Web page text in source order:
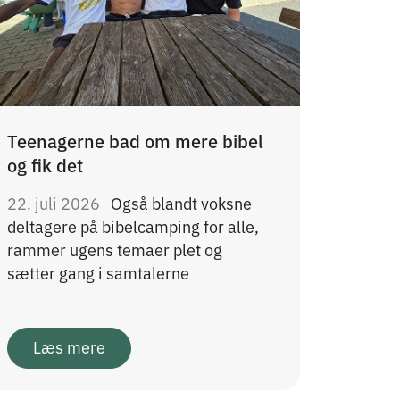
Teenagerne bad om mere bibel
og fik det
22. juli 2026 Også blandt voksne
deltagere på bibelcamping for alle,
rammer ugens temaer plet og
sætter gang i samtalerne
Læs mere